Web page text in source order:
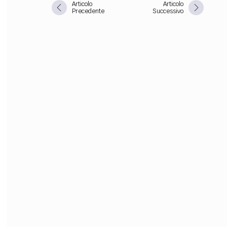
Articolo
Precedente
Articolo
Successivo